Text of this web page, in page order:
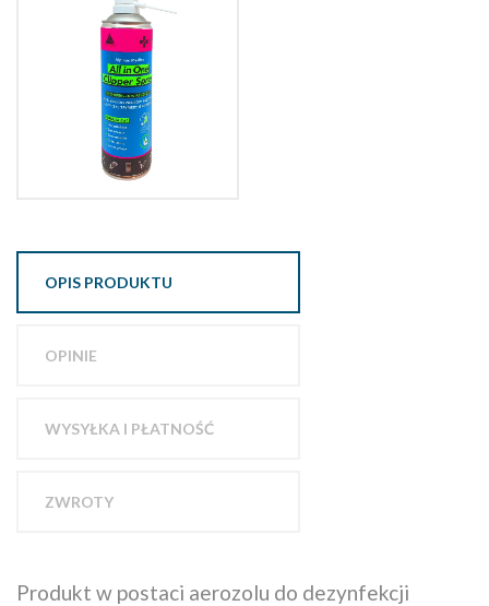
OPIS PRODUKTU
OPINIE
WYSYŁKA I PŁATNOŚĆ
ZWROTY
Produkt w postaci aerozolu do dezynfekcji